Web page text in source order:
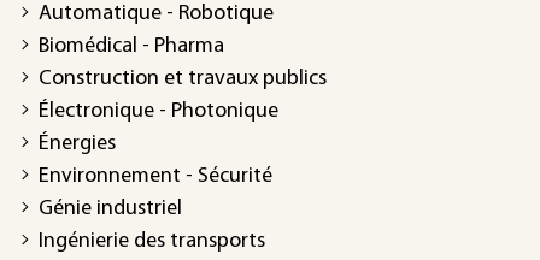
Automatique - Robotique
Biomédical - Pharma
Construction et travaux publics
Électronique - Photonique
Énergies
Environnement - Sécurité
Génie industriel
Ingénierie des transports